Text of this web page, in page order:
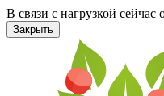
В связи с нагрузкой
Закрыть